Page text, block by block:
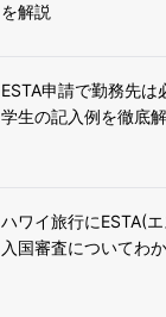
を解説
ESTA申請で勤務先は
学生の記入例を徹底
ハワイ旅行にESTA(
入国審査についてわ